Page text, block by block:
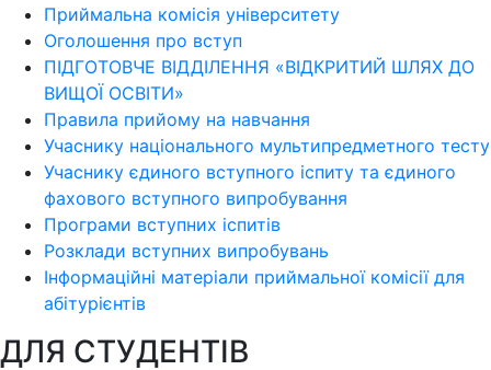
Приймальна комісія університету
Оголошення про вступ
ПІДГОТОВЧЕ ВІДДІЛЕННЯ «ВІДКРИТИЙ ШЛЯХ ДО
ВИЩОЇ ОСВІТИ»
Правила прийому на навчання
Учаснику національного мультипредметного тесту
Учаснику єдиного вступного іспиту та єдиного
фахового вступного випробування
Програми вступних іспитів
Розклади вступних випробувань
Інформаційні матеріали приймальної комісії для
абітурієнтів
ДЛЯ СТУДЕНТІВ